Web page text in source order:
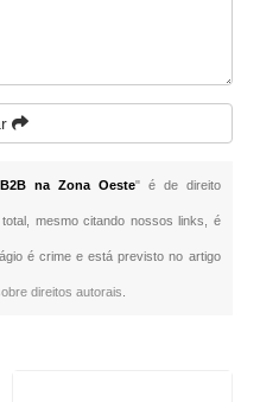
na Zona Oeste" é de direito
mesmo citando nossos links, é
é crime e está previsto no artigo
direitos autorais